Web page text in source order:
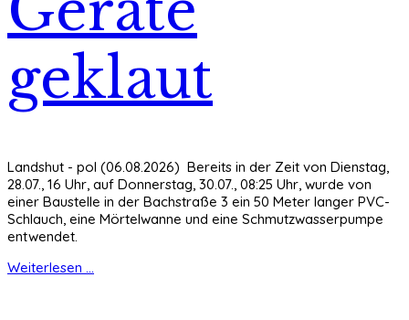
geklaut
Landshut - pol (06.08.2026) Bereits in der Zeit von Dienstag,
28.07., 16 Uhr, auf Donnerstag, 30.07., 08:25 Uhr, wurde von
einer Baustelle in der Bachstraße 3 ein 50 Meter langer PVC-
Schlauch, eine Mörtelwanne und eine Schmutzwasserpumpe
entwendet.
Weiterlesen ...